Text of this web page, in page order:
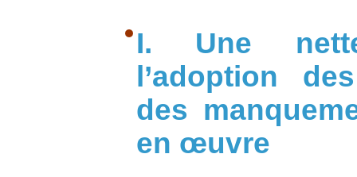
I. Une
l’adoption
des
en œuvre